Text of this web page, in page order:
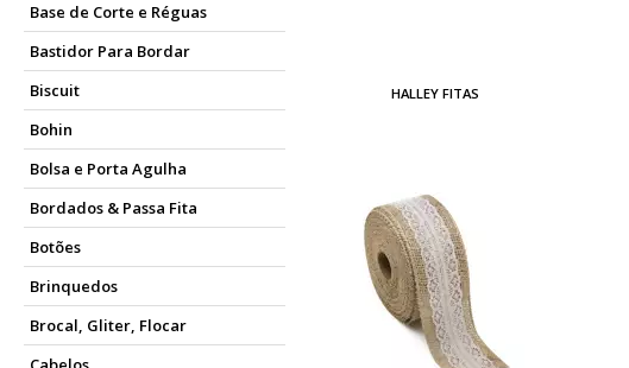
Base de Corte e Réguas
Bastidor Para Bordar
Biscuit
Bohin
Bolsa e Porta Agulha
Bordados & Passa Fita
Botões
Brinquedos
Brocal, Gliter, Flocar
HALLEY FITAS